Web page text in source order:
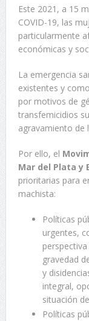
Este 2021, a 15
COVID-19, las
particularmente
económicas y
La emergencia
existentes y
por motivos de
transfemicidios
agravamiento de
Por ello, el
Mar del Plata y
prioritarias para
machista:
Políticas
urgentes,
gravedad
y
integral,
situación
Políticas